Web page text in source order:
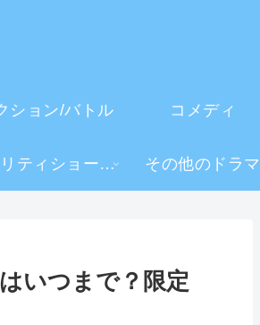
ション/バトル コメディ
リアリティショー・TV番組 その他のドラマ
いつまで？限定